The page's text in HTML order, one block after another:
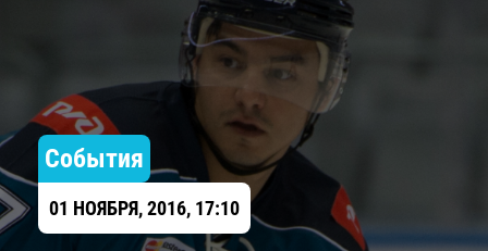
События
01 НОЯБРЯ, 2016, 17:10